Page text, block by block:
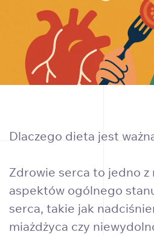
Dlaczego dieta jest
Zdrowie serca to jedno z
aspektów ogólnego
serca, takie jak
miażdżyca czy